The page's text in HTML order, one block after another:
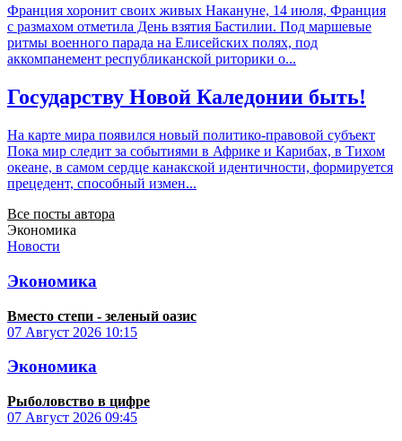
Франция хоронит своих живых Накануне, 14 июля, Франция
с размахом отметила День взятия Бастилии. Под маршевые
ритмы военного парада на Елисейских полях, под
аккомпанемент республиканской риторики о...
Государству Новой Каледонии быть!
На карте мира появился новый политико-правовой субъект
Пока мир следит за событиями в Африке и Карибах, в Тихом
океане, в самом сердце канакской идентичности, формируется
прецедент, способный измен...
Все посты автора
Экономика
Новости
Экономика
Вместо степи - зеленый оазис
07 Август 2026 10:15
Экономика
Рыболовство в цифре
07 Август 2026 09:45